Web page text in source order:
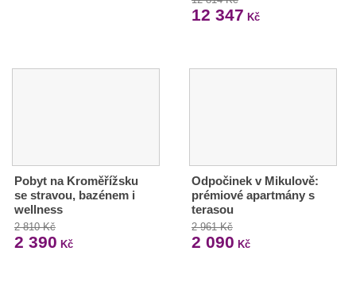
12 347 Kč
Pobyt na Kroměřížsku
se stravou, bazénem i
wellness
2 810 Kč
2 390 Kč
Odpočinek v Mikulově:
prémiové apartmány s
terasou
2 961 Kč
2 090 Kč